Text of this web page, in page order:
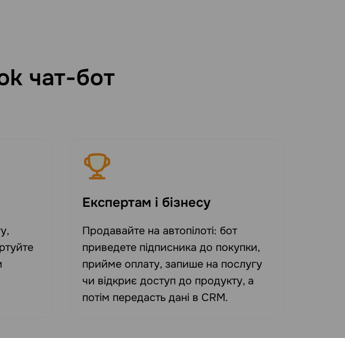
чат-бот
Експертам і бізнесу
Продавайте на автопілоті: бот
приведете підписника до покупки,
прийме оплату, запише на послугу
чи відкриє доступ до продукту, а
потім передасть дані в CRM.